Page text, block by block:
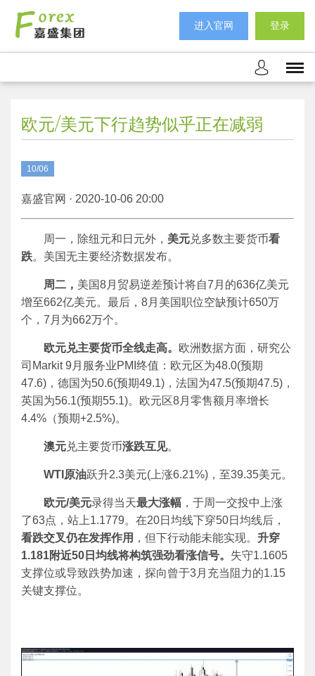
进入官网 登录
欧元/美元下行趋势似乎正在减弱
10/06
嘉盛官网 · 2020-10-06 20:00
周一，除纽元和日元外， 美元兑多数主要货币看
跌。美国无主要经济数据发布。
周二， 美国8月贸易逆差预计将自7月的636亿美元
增至662亿美元。最后，8月美国职位空缺预计650万
个，7月为662万个。
欧元兑主要货币全线走高。 欧洲数据方面，研究公
司Markit 9月服务业PMI终值：欧元区为48.0(预期
47.6)，德国为50.6(预期49.1)，法国为47.5(预期47.5)，
英国为56.1(预期55.1)。欧元区8月零售额月率增长
4.4%（预期+2.5%)。
澳元兑主要货币涨跌互见。
WTI 原油跃升2.3美元(上涨6.21%)，至39.35美元。
欧元/美元录得当天最大涨幅 ，于周一交投中上涨
了63点，站上1.1779。在20日均线下穿50日均线后，
看跌交叉仍在发挥作用 ，但下行动能未能实现。 升穿
1.181附近50日均线将构筑强劲看涨信号。 失守1.1605
支撑位或导致跌势加速，探向曾于3月充当阻力的1.15
关键支撑位。